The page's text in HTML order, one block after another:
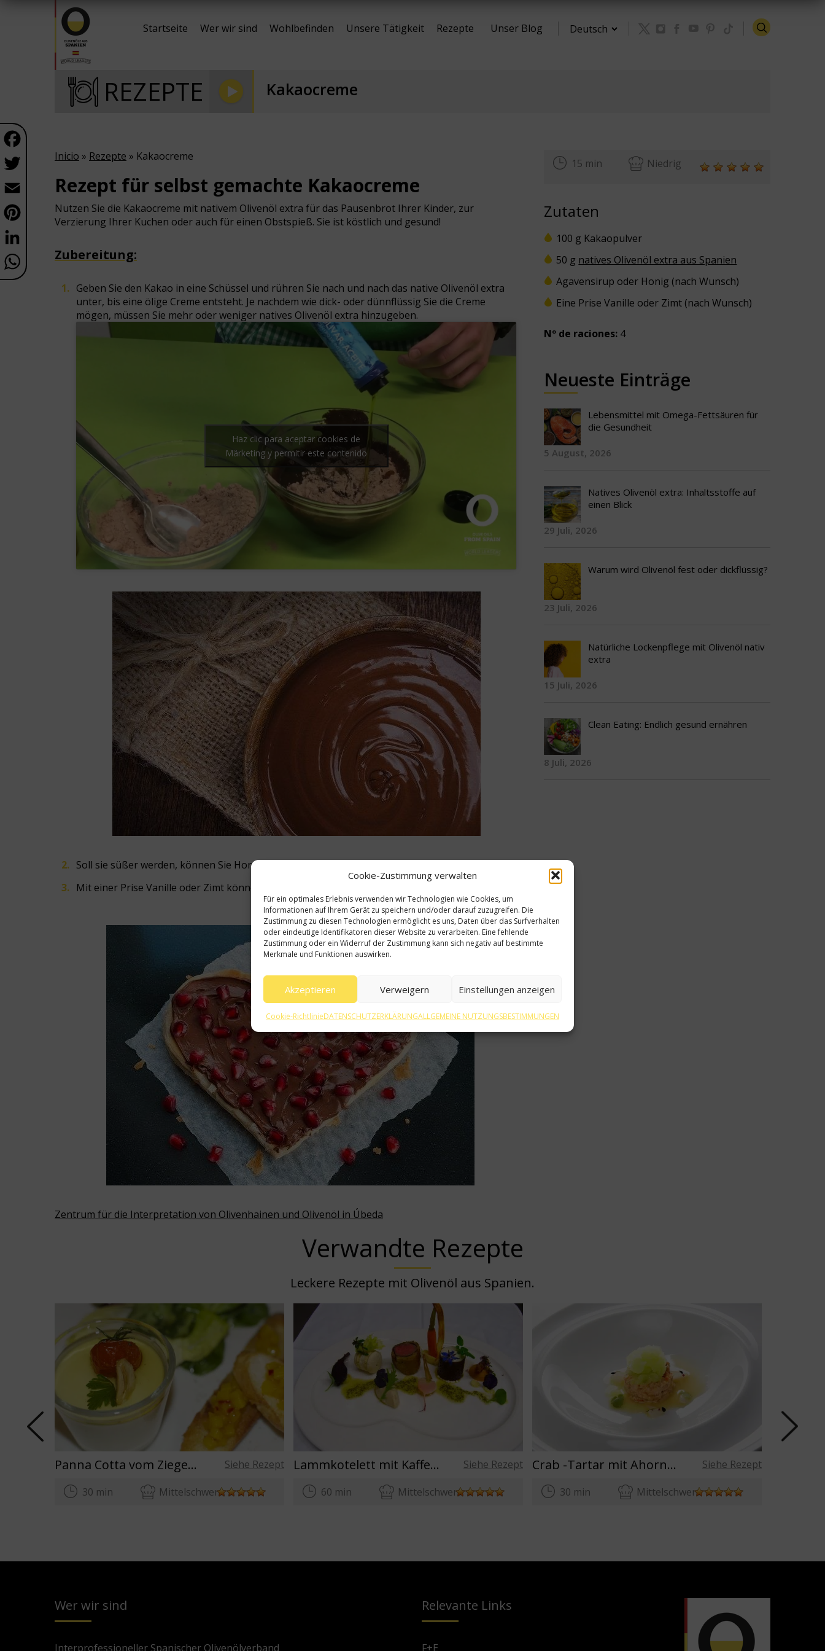
Cookie-Zustimmung verwalten
Für ein optimales Erlebnis verwenden wir Technologien wie Cookies, um
Informationen auf Ihrem Gerät zu speichern und/oder darauf zuzugreifen. Die
Zustimmung zu diesen Technologien ermöglicht es uns, Daten über das Surfverhalten
oder eindeutige Identifikatoren dieser Website zu verarbeiten. Eine fehlende
Zustimmung oder ein Widerruf der Zustimmung kann sich negativ auf bestimmte
Merkmale und Funktionen auswirken.
Akzeptieren Verweigern Einstellungen anzeigen
Cookie-RichtlinieDATENSCHUTZERKLÄRUNGALLGEMEINE NUTZUNGSBESTIMMUNGEN
Startseite Wer wir sind Wohlbefinden Unsere Tätigkeit Rezepte Unser Blog
Facebook
Twitter
Email
Pinterest
LinkedIn
WhatsApp
REZEPTE Kakaocreme
Inicio » Rezepte » Kakaocreme
Rezept für selbst gemachte Kakaocreme
Nutzen Sie die Kakaocreme mit nativem Olivenöl extra für das Pausenbrot Ihrer Kinder, zur
Verzierung Ihrer Kuchen oder auch für einen Obstspieß. Sie ist köstlich und gesund!
Zubereitung:
Geben Sie den Kakao in eine Schüssel und rühren Sie nach und nach das native Olivenöl extra
unter, bis eine ölige Creme entsteht. Je nachdem wie dick- oder dünnflüssig Sie die Creme
mögen, müssen Sie mehr oder weniger natives Olivenöl extra hinzugeben.
Haz clic para aceptar cookies de
Märketing y permitir este contenido
Soll sie süßer werden, können Sie Honig oder Agavensirup hinzufügen.
Mit einer Prise Vanille oder Zimt können Sie sie auch etwas exotischer zubereiten.
Zentrum für die Interpretation von Olivenhainen und Olivenöl in Úbeda
15 min Niedrig
Zutaten
100 g Kakaopulver
50 g natives Olivenöl extra aus Spanien
Agavensirup oder Honig (nach Wunsch)
Eine Prise Vanille oder Zimt (nach Wunsch)
Nº de raciones: 4
Neueste Einträge
Lebensmittel mit Omega-Fettsäuren für
die Gesundheit
5 August, 2026
Natives Olivenöl extra: Inhaltsstoffe auf
einen Blick
29 Juli, 2026
Warum wird Olivenöl fest oder dickflüssig?
23 Juli, 2026
Natürliche Lockenpflege mit Olivenöl nativ
extra
15 Juli, 2026
Clean Eating: Endlich gesund ernähren
8 Juli, 2026
Verwandte Rezepte
Leckere Rezepte mit Olivenöl aus Spanien.
Panna Cotta vom Ziegenkäse mit Quitten-Crostini und Wintersalat Siehe Rezept
30 min Mittelschwer
Lammkotelett mit Kaffeebrotumschlag Siehe Rezept
60 min Mittelschwer
Crab -Tartar mit Ahornsirup und Litschi Siehe Rezept
30 min Mittelschwer
Wer wir sind
Interprofessioneller Spanischer Olivenölverband
Relevante Links
F+E